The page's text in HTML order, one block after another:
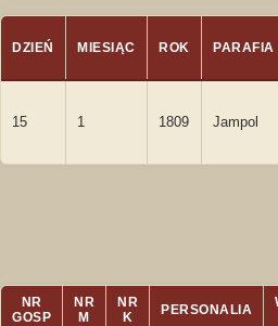
DZIEŃ MIESIĄC ROK PARAFIA
15 1 1809 Jampol
NR
GOSP
NR
M
NR
K
PERSONALIA